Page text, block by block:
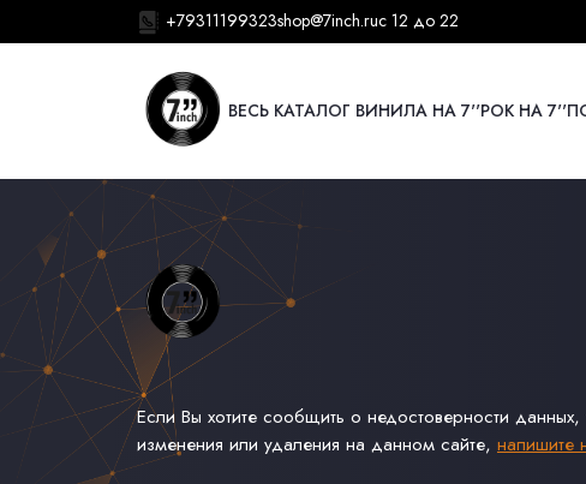
+79311199323shop@7inch.ruс 12 до 22
ВЕСЬ КАТАЛОГ ВИНИЛА НА 7''РОК НА 7''
Если Вы хотите сообщить о недостоверности
изменения или удаления на данном сайте, напишите